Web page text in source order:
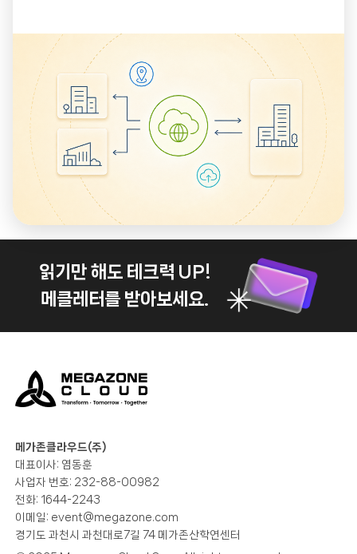
y)가 붙어있으며 이 둘 사이에 IPSec 프로토콜을 이용해
터널링을 만들어 줘 인터넷을 통해서 상호 간 통신이 가능
하게 해주는 원리입니다.
읽기만 해도 테크력 UP!
메클레터를 받아보세요.
메가존클라우드(주)
대표이사: 염동훈
사업자 번호: 232-88-00982
전화: 1644-2243
이메일: event@megazone.com
경기도 과천시 과천대로7길 74 메가존산학연센터